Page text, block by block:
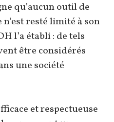
qu’aucun outil de
resté limité à son
l’a établi : de tels
être considérés
une société
et respectueuse